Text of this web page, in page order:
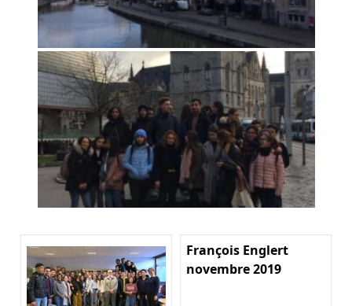
François Englert
novembre 2019